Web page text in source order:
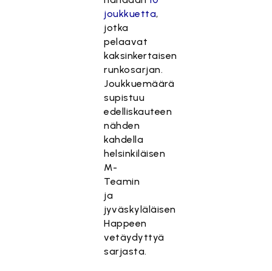
joukkuetta,
jotka
pelaavat
kaksinkertaisen
runkosarjan.
Joukkuemäärä
supistuu
edelliskauteen
nähden
kahdella
helsinkiläisen
M-
Teamin
ja
jyväskyläläisen
Happeen
vetäydyttyä
sarjasta.